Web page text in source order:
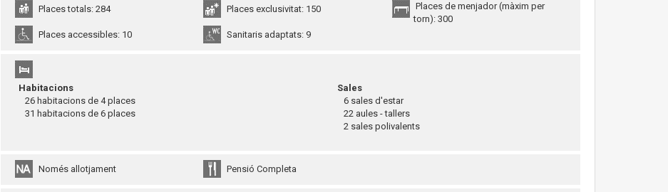
Places totals: 284 Places exclusivitat: 150
Places de menjador (màxim per
torn): 300
Places accessibles: 10
Sanitaris adaptats: 9
Habitacions
26 habitacions de 4 places
31 habitacions de 6 places
Sales
6 sales d'estar
22 aules - tallers
2 sales polivalents
Només allotjament Pensió Completa